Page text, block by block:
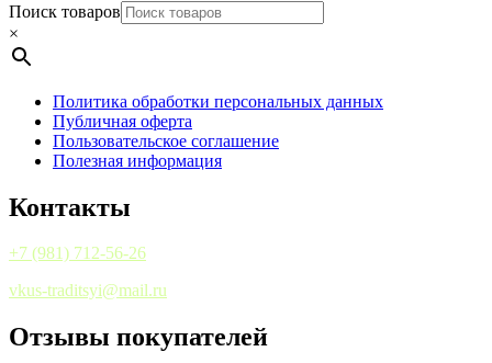
Поиск товаров
×
Политика обработки персональных данных
Публичная оферта
Пользовательское соглашение
Полезная информация
Контакты
+7 (981) 712-56-26
vkus-traditsyi@mail.ru
Отзывы покупателей